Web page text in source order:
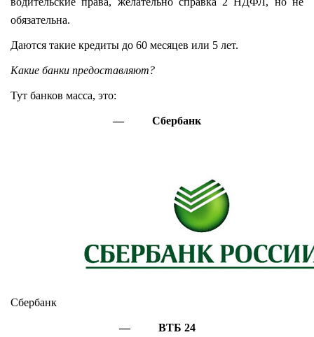
обязательна.
Даются такие кредиты до 60 месяцев или 5 лет.
Какие банки предоставляют?
Тут банков масса, это:
— Сбербанк
Сбербанк
— ВТБ 24